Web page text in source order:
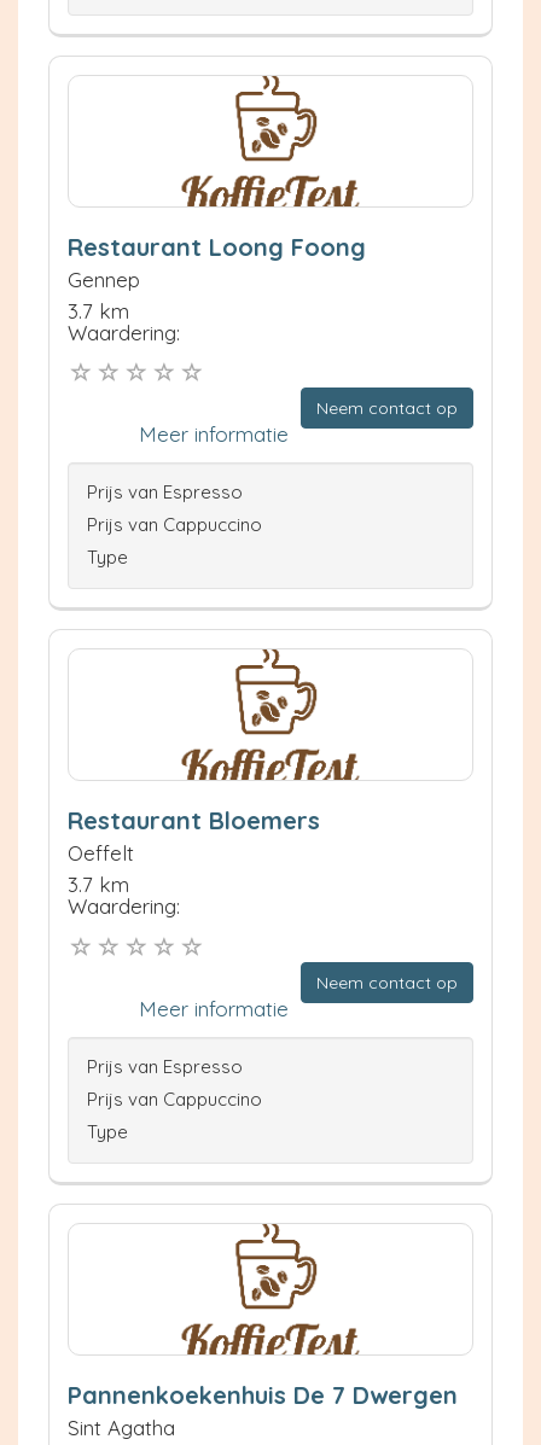
Restaurant Loong Foong
Gennep
3.7 km
Waardering:
Neem contact op
Meer informatie
Prijs van Espresso
Prijs van Cappuccino
Type
Restaurant Bloemers
Oeffelt
3.7 km
Waardering:
Neem contact op
Meer informatie
Prijs van Espresso
Prijs van Cappuccino
Type
Pannenkoekenhuis De 7 Dwergen
Sint Agatha